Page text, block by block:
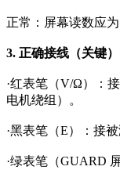
正常：屏幕读数应
3. 正确接线（关键）
·红表笔（V/Ω）：
电机绕组）。
·黑表笔（E）：接
·绿表笔（GUARD